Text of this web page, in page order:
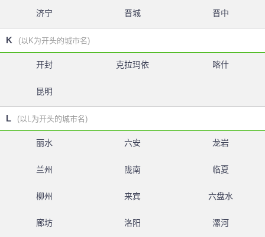
济宁 晋城 晋中
K (以K为开头的城市名)
开封 克拉玛依 喀什
昆明
L (以L为开头的城市名)
丽水 六安 龙岩
兰州 陇南 临夏
柳州 来宾 六盘水
廊坊 洛阳 漯河